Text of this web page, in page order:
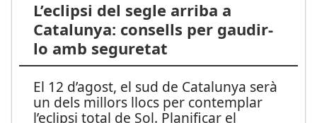
L’eclipsi del segle arriba a
Catalunya: consells per gaudir-
lo amb seguretat
El 12 d’agost, el sud de Catalunya serà
un dels millors llocs per contemplar
l’eclipsi total de Sol. Planificar el